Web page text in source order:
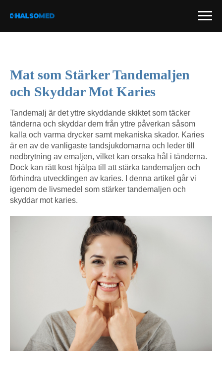
Mat som Stärker Tandemaljen
och Skyddar Mot Karies
Tandemalj är det yttre skyddande skiktet som täcker
tänderna och skyddar dem från yttre påverkan såsom
kalla och varma drycker samt mekaniska skador. Karies
är en av de vanligaste tandsjukdomarna och leder till
nedbrytning av emaljen, vilket kan orsaka hål i tänderna.
Dock kan rätt kost hjälpa till att stärka tandemaljen och
förhindra utvecklingen av karies. I denna artikel går vi
igenom de livsmedel som stärker tandemaljen och
skyddar mot karies.